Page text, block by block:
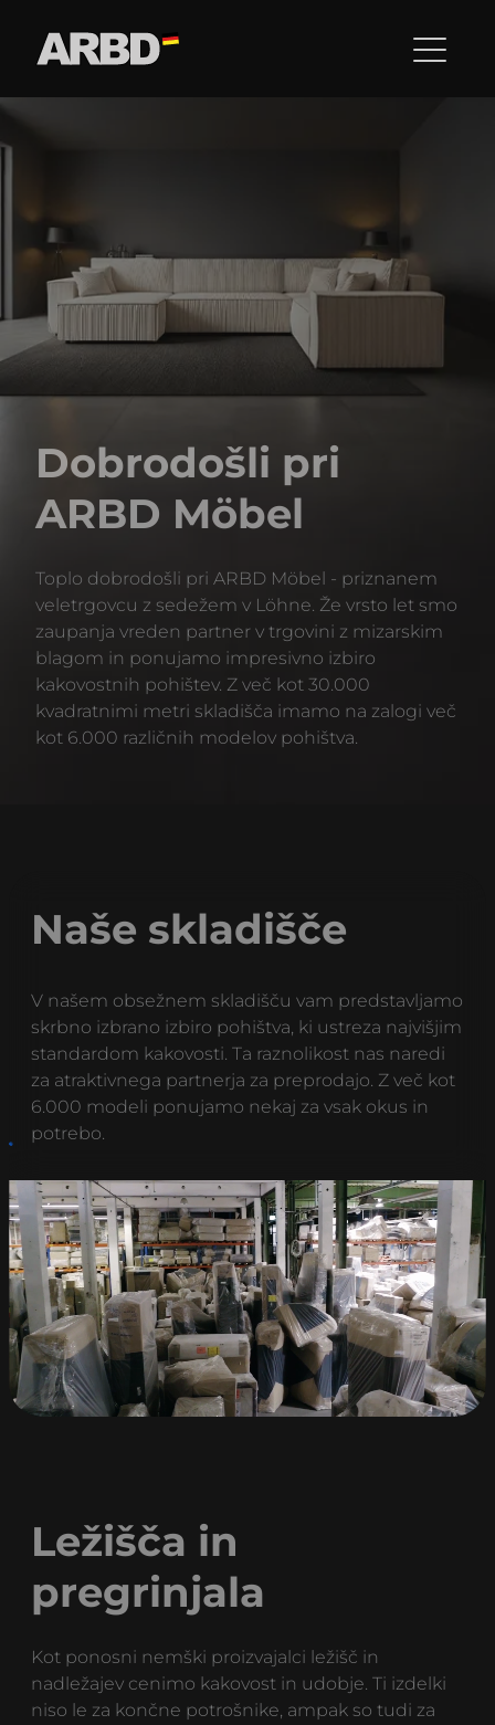
Dobrodošli pri
ARBD Möbel
Toplo dobrodošli pri ARBD Möbel - priznanem
veletrgovcu z sedežem v Löhne. Že vrsto let smo
zaupanja vreden partner v trgovini z mizarskim
blagom in ponujamo impresivno izbiro
kakovostnih pohištev. Z več kot 30.000
kvadratnimi metri skladišča imamo na zalogi več
kot 6.000 različnih modelov pohištva.
Naše skladišče
V našem obsežnem skladišču vam predstavljamo
skrbno izbrano izbiro pohištva, ki ustreza najvišjim
standardom kakovosti. Ta raznolikost nas naredi
za atraktivnega partnerja za preprodajo. Z več kot
6.000 modeli ponujamo nekaj za vsak okus in
potrebo.
Ležišča in
pregrinjala
Kot ponosni nemški proizvajalci ležišč in
nadležajev cenimo kakovost in udobje. Ti izdelki
niso le za končne potrošnike, ampak so tudi za